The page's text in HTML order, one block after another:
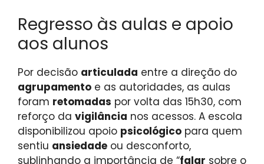
Regresso às aulas e apoio
aos alunos
Por decisão articulada entre a direção do
agrupamento e as autoridades, as aulas
foram retomadas por volta das 15h30, com
reforço da vigilância nos acessos. A escola
disponibilizou apoio psicológico para quem
sentiu ansiedade ou desconforto,
sublinhando a importância de “falar sobre o